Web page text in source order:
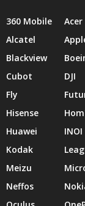
360 Mobile Acer
Alcatel
Blackview
Cubot
DJI
Fly
Hisense
Huawei
INOI
Kodak
Meizu
Neffos